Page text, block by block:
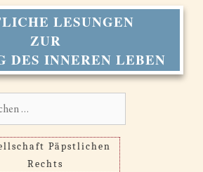
LESUNGEN
ZUR
DES INNEREN LEBEN
Päpstlichen
Rechts